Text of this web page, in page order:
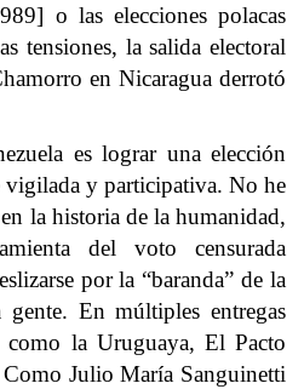
o las elecciones polacas
tensiones, la salida electoral
en Nicaragua derrotó
es lograr una elección
y participativa. No he
la historia de la humanidad,
del voto censurada
por la “baranda” de la
En múltiples entregas
como la Uruguaya, El Pacto
Julio María Sanguinetti